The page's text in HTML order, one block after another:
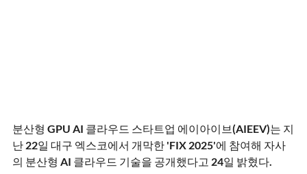
분산형 GPU AI 클라우드 스타트업 에이아이브(AIEEV)는 지
난 22일 대구 엑스코에서 개막한 'FIX 2025'에 참여해 자사
의 분산형 AI 클라우드 기술을 공개했다고 24일 밝혔다.